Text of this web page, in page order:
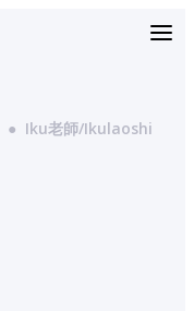
● Iku老師/Ikulaoshi